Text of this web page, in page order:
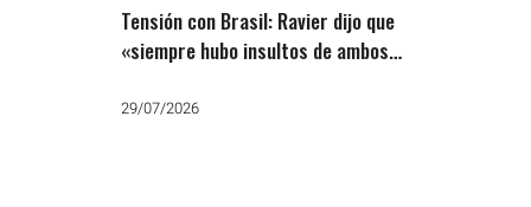
Tensión con Brasil: Ravier dijo que
«siempre hubo insultos de ambos
29/07/2026